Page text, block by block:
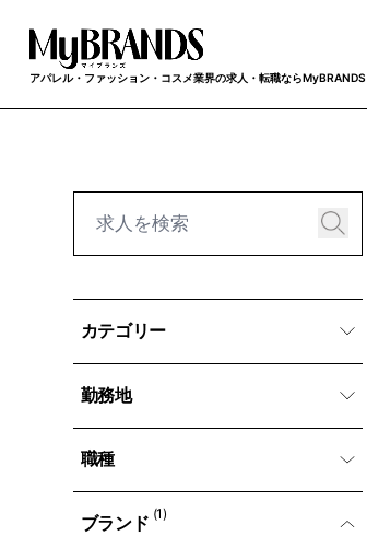
アパレル・ファッション・コスメ業界の求人・転職ならMyBRANDS
カテゴリー
勤務地
職種
ブランド (1)